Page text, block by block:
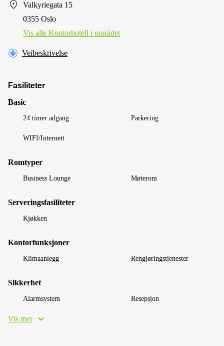
Valkyriegata 15
0355 Oslo
Vis alle Kontorhotell i området
Veibeskrivelse
Fasiliteter
Basic
24 timer adgang Parkering
WIFI/Internett
Romtyper
Business Lounge Møterom
Serveringsfasiliteter
Kjøkken
Kontorfunksjoner
Klimaanlegg Rengjøringstjenester
Sikkerhet
Alarmsystem Resepsjon
Vis mer